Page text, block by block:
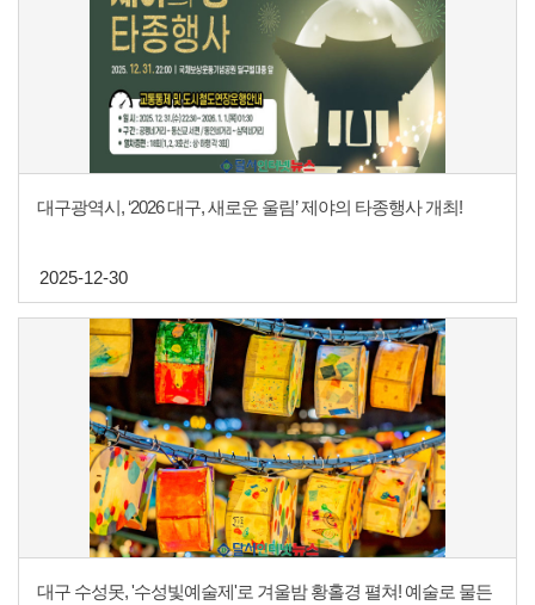
대구광역시, ‘2026 대구, 새로운 울림’ 제야의 타종행사 개최!
2025-12-30
대구 수성못, '수성빛예술제'로 겨울밤 황홀경 펼쳐! 예술로 물든